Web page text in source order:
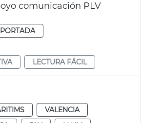
comunicación PLV
LECTURA FÁCIL
VALENCIA